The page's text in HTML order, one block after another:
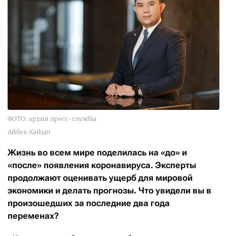
ФОТО: архив пресс-службы
Айбек Кайып
Жизнь во всем мире поделилась на «до» и
«после» появления коронавируса. Эксперты
продолжают оценивать ущерб для мировой
экономики и делать прогнозы. Что увидели вы в
произошедших за последние два года
переменах?